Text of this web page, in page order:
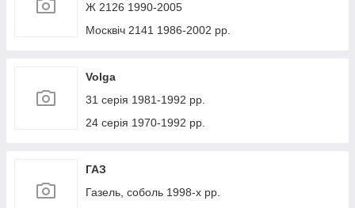
Ж 2126 1990-2005
Москвіч 2141 1986-2002 рр.
Volga
31 серія 1981-1992 рр.
24 серія 1970-1992 рр.
ГАЗ
Газель, соболь 1998-х рр.